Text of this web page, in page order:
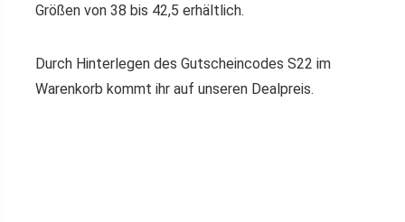
Größen von 38 bis 42,5 erhältlich.
Durch Hinterlegen des Gutscheincodes S22 im
Warenkorb kommt ihr auf unseren Dealpreis.